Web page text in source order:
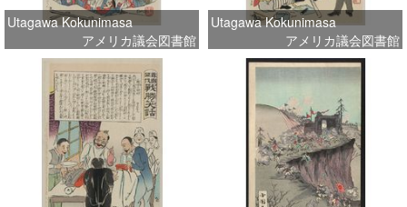
Utagawa Kokunimasa
アメリカ議会図書館
Utagawa Kokunimasa
アメリカ議会図書館